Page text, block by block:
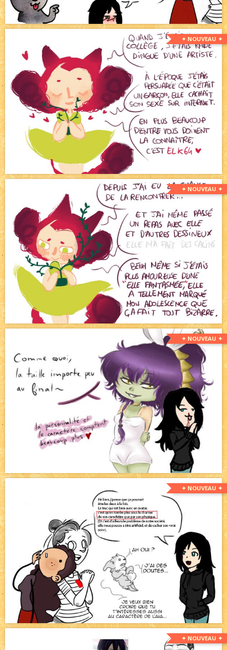
✦ NOUVEAU ✦
✦ NOUVEAU ✦
✦ NOUVEAU ✦
✦ NOUVEAU ✦
✦ NOUVEAU ✦